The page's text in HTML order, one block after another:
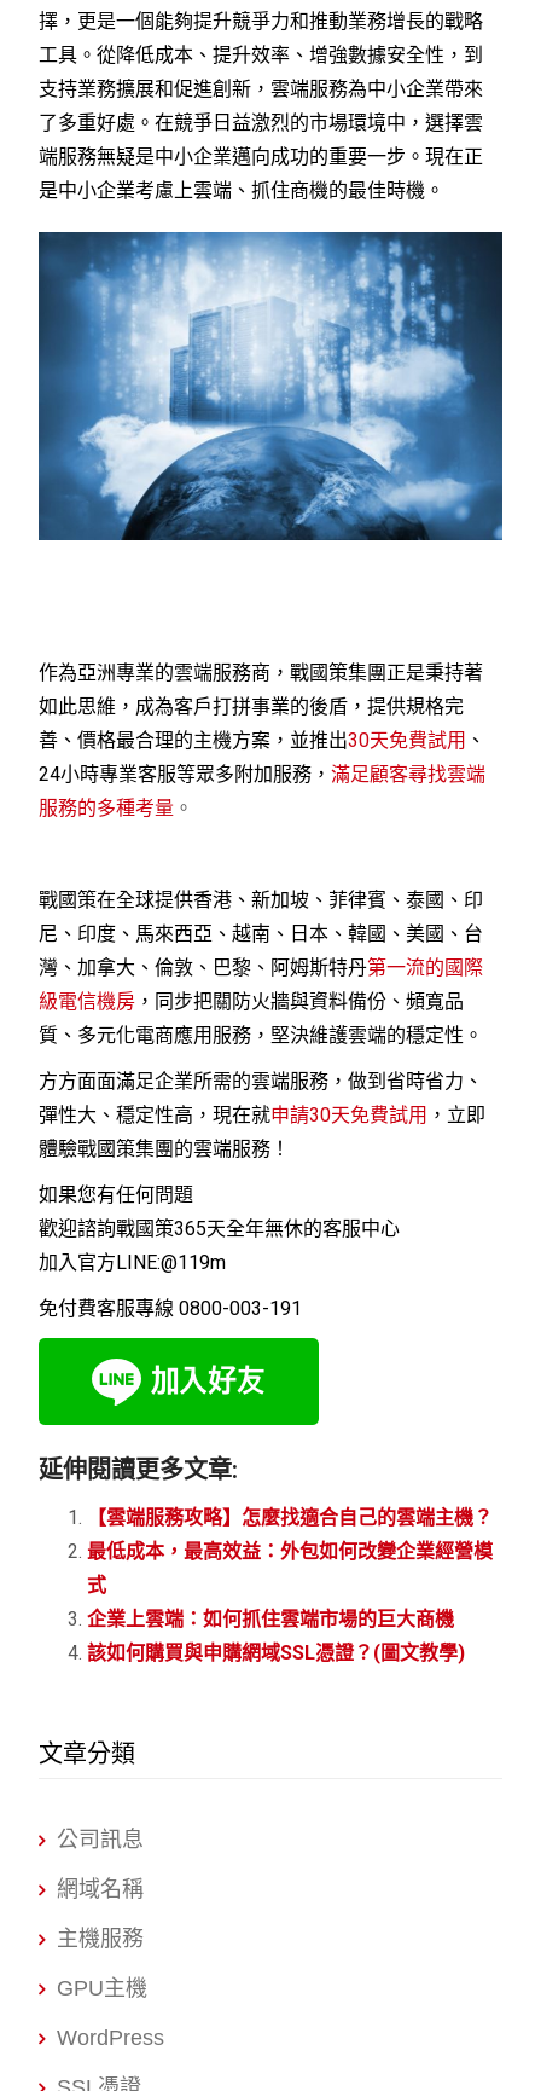
擇，更是一個能夠提升競爭力和推動業務增長的戰略
工具。從降低成本、提升效率、增強數據安全性，到
支持業務擴展和促進創新，雲端服務為中小企業帶來
了多重好處。在競爭日益激烈的市場環境中，選擇雲
端服務無疑是中小企業邁向成功的重要一步。現在正
是中小企業考慮上雲端、抓住商機的最佳時機。
作為亞洲專業的雲端服務商，戰國策集團正是秉持著
如此思維，成為客戶打拼事業的後盾，提供規格完
善、價格最合理的主機方案，並推出30天免費試用 、
24小時專業客服等眾多附加服務，滿足顧客尋找雲端
服務的多種考量 。
戰國策在全球提供香港、新加坡、菲律賓、泰國、印
尼、印度、馬來西亞、越南、日本、韓國、美國、台
灣、加拿大、倫敦、巴黎、阿姆斯特丹第一流的國際
級電信機房 ，同步把關防火牆與資料備份、頻寬品
質、多元化電商應用服務，堅決維護雲端的穩定性。
方方面面滿足企業所需的雲端服務，做到省時省力、
彈性大、穩定性高，現在就申請30天免費試用 ，立即
體驗戰國策集團的雲端服務！
如果您有任何問題
歡迎諮詢戰國策365天全年無休的客服中心
加入官方LINE:@119m
免付費客服專線 0800-003-191
延伸閱讀更多文章:
【雲端服務攻略】怎麼找適合自己的雲端主機？
最低成本，最高效益：外包如何改變企業經營模
式
企業上雲端：如何抓住雲端市場的巨大商機
該如何購買與申購網域SSL憑證？(圖文教學)
文章分類
公司訊息
網域名稱
主機服務
GPU主機
WordPress